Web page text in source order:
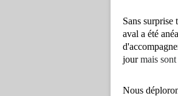
Sans
aval a été
jour mais sont
Nous